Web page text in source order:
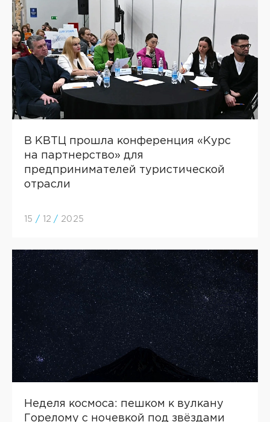
В КВТЦ прошла конференция «Курс
на партнерство» для
предпринимателей туристической
отрасли
15 / 12 / 2025
Неделя космоса: пешком к вулкану
Горелому с ночевкой под звёздами